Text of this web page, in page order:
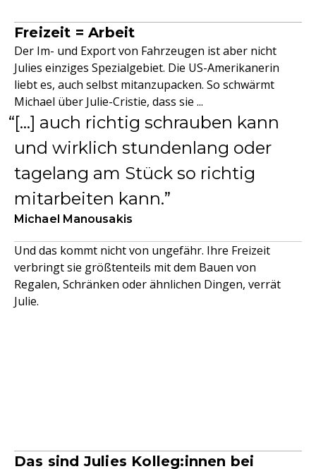
Freizeit = Arbeit
Der Im- und Export von Fahrzeugen ist aber nicht
Julies einziges Spezialgebiet. Die US-Amerikanerin
liebt es, auch selbst mitanzupacken. So schwärmt
Michael über Julie-Cristie, dass sie ...
[...] auch richtig schrauben kann
und wirklich stundenlang oder
tagelang am Stück so richtig
mitarbeiten kann.
Michael Manousakis
Und das kommt nicht von ungefähr. Ihre Freizeit
verbringt sie größtenteils mit dem Bauen von
Regalen, Schränken oder ähnlichen Dingen, verrät
Julie.
Das sind Julies Kolleg:innen bei